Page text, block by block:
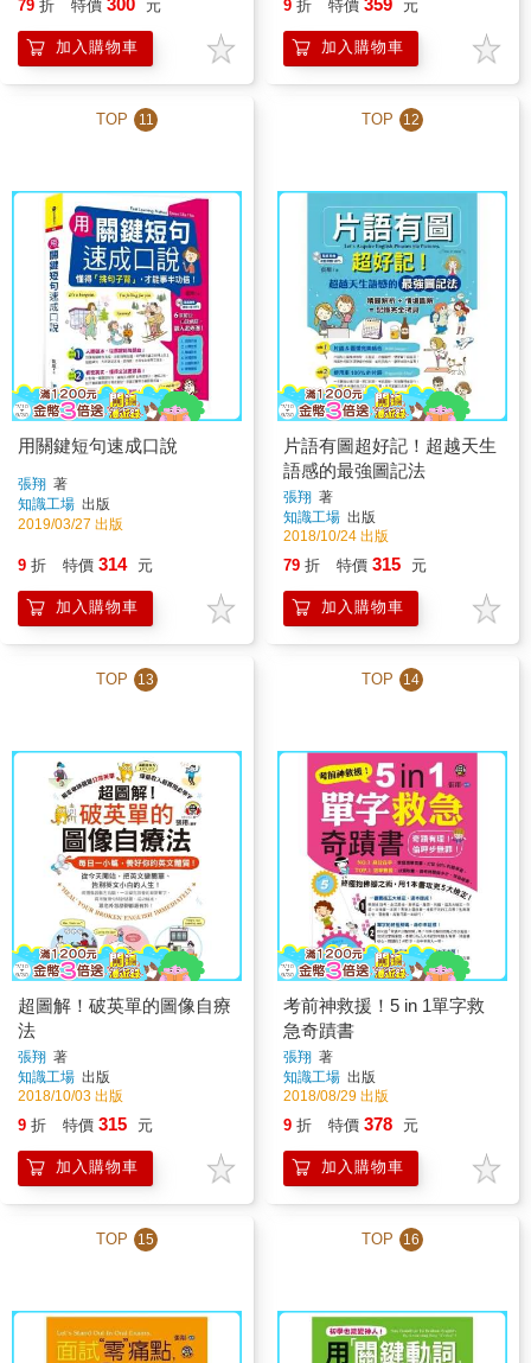
79 折 特價 300 元
加入購物車
9 折 特價 359 元
加入購物車
TOP 11
用關鍵短句速成口說
張翔 著
知識工場 出版
2019/03/27 出版
9 折 特價 314 元
加入購物車
TOP 12
片語有圖超好記！超越天生
語感的最強圖記法
張翔 著
知識工場 出版
2018/10/24 出版
79 折 特價 315 元
加入購物車
TOP 13
超圖解！破英單的圖像自療
法
張翔 著
知識工場 出版
2018/10/03 出版
9 折 特價 315 元
加入購物車
TOP 14
考前神救援！5 in 1單字救
急奇蹟書
張翔 著
知識工場 出版
2018/08/29 出版
9 折 特價 378 元
加入購物車
TOP 15 TOP 16